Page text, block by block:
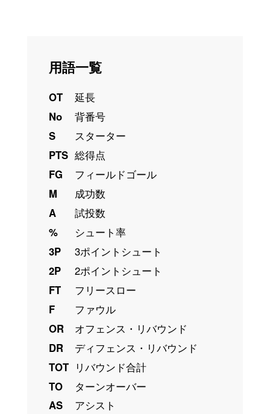
用語一覧
OT
延長
No
背番号
S
スターター
PTS 総得点
FG
フィールドゴール
M
成功数
A
試投数
%
シュート率
3P
3ポイントシュート
2P
2ポイントシュート
FT
フリースロー
F
ファウル
OR
オフェンス・リバウンド
DR
ディフェンス・リバウンド
TOT リバウンド合計
TO
ターンオーバー
AS
アシスト